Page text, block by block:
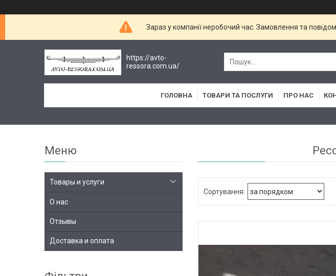
Зараз у компанії неробочий час. Замовлення та
https://avto-
ressora.com.ua/
ГОЛОВНА ТОВАРИ ТА ПОСЛУГИ ПРО НАС
Товары и услуги
О нас
Отзывы
Доставка и оплата